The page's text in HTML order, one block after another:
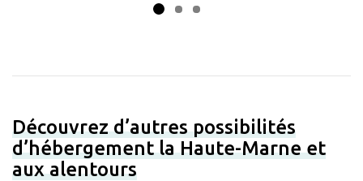
Découvrez d’autres possibilités
d’hébergement la Haute-Marne et
aux alentours